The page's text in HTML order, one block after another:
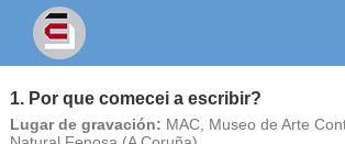
1. Por que comecei a escribir?
Lugar de gravación: MAC, Museo de Arte